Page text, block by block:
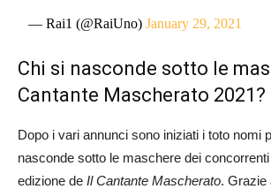
— Rai1 (@RaiUno)January 29, 2021
Chi si nasconde sotto le
Cantante Mascherato 2021?
Dopo i vari annunci sono iniziati i toto nomi
nasconde sotto le maschere dei
edizione de Il Cantante Mascherato. Grazie